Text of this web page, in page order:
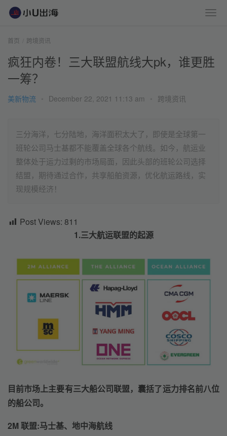
首页 跨境资讯
疯狂内卷！三大联盟航线大pk，谁更胜
一筹？
美新物流 December 22, 2021 11:13 am 跨境资讯
三分海洋，七分陆地，海洋面积太大了，即使是全球第一
班轮公司马士基都不能覆盖全球各个航线。如今，航运业
整体处于运力过剩的市场局面，因此头部的班轮公司选择
结盟，期待通过合作，共享船舶资源，优化航运路线，实
现规模经济！
Post Views: 811
1.三大航运联盟的起源
目前市场上主要有三大船公司联盟，囊括了运力排名前八位
的船公司。
2M 联盟:马士基、 地中海航线